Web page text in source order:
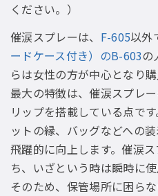
ください。）
催涙スプレーは、 F-605以外
ードケース付き）のB-603の
らは女性の方が中心となり購
最大の特徴は、催涙スプレ
リップを搭載している点で
ットの縁、バッグなどへの
飛躍的に向上します。催涙
ち、いざという時は瞬時に
そのため、保管場所に困ら